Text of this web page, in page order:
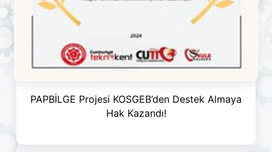
PAPBİLGE Projesi KOSGEB’den Destek Almaya
Hak Kazandı!